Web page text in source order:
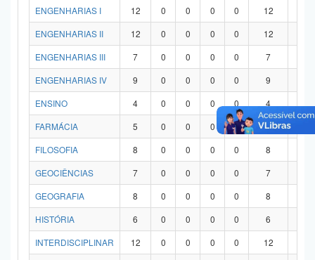
ENGENHARIAS I
12 0 0 0 0 12
ENGENHARIAS II
12 0 0 0 0 12
ENGENHARIAS III
7 0 0 0 0 7
ENGENHARIAS IV
9 0 0 0 0 9
ENSINO
4 0 0 0 0 4
FARMÁCIA
5 0 0 0 0 5
FILOSOFIA
8 0 0 0 0 8
GEOCIÊNCIAS
7 0 0 0 0 7
GEOGRAFIA
8 0 0 0 0 8
HISTÓRIA
6 0 0 0 0 6
INTERDISCIPLINAR
12 0 0 0 0 12